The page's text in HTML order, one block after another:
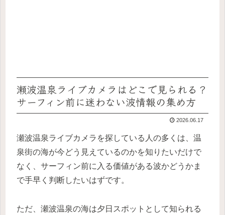
瀬波温泉ライブカメラはどこで見られる？
サーフィン前に迷わない波情報の集め方
2026.06.17
瀬波温泉ライブカメラを探している人の多くは、温
泉街の海が今どう見えているのかを知りたいだけで
なく、サーフィン前に入る価値がある波かどうかま
で手早く判断したいはずです。
ただ、瀬波温泉の海は夕日スポットとして知られる